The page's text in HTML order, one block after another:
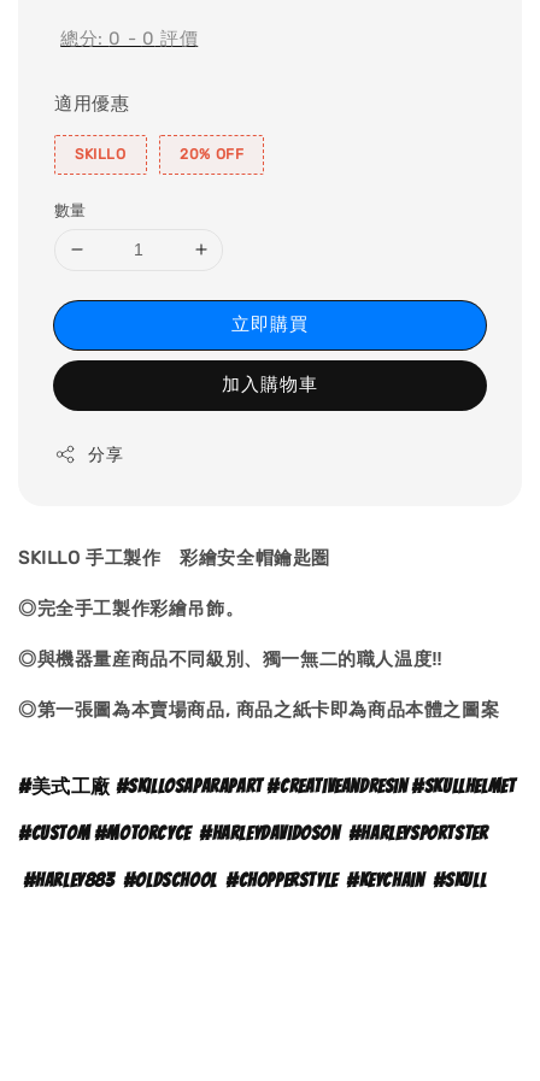
總分: 0 - 0 評價
適用優惠
SKILLO 20% OFF
數量
立即購買
加入購物車
分享
SKILLO 手工製作 彩繪安全帽鑰匙圏
◎完全手工製作彩繪吊飾。
◎與機器量産商品不同級別、獨一無二的職人温度‼
◎第一張圖為本賣場商品, 商品之紙卡即為商品本體之 圖案
#美式工廠 #skillosaparapart #creativeandresin #skullhelmet
#custom #motorcyce#harleydavidoson #harleysportster
#harley883 #oldschool #chopperstyle #keychain #skull